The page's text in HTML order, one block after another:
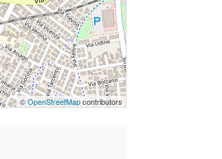
©OpenStreetMapcontributors